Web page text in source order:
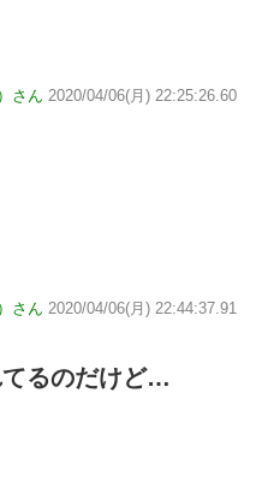
さん 2020/04/06(月) 22:25:26.60
さん 2020/04/06(月) 22:44:37.91
るのだけど…